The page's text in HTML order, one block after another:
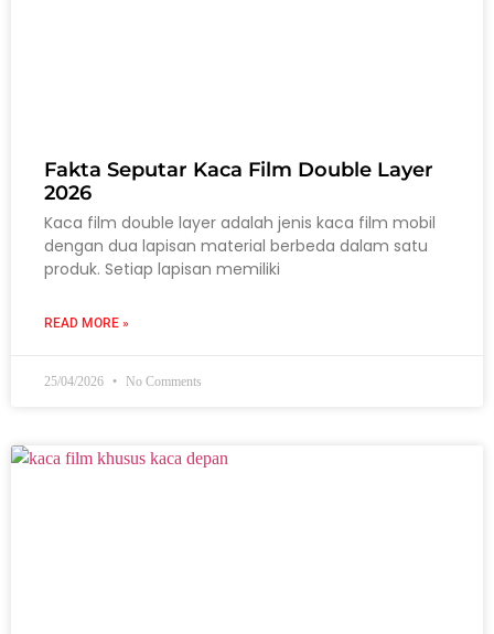
Fakta Seputar Kaca Film Double Layer
2026
Kaca film double layer adalah jenis kaca film mobil
dengan dua lapisan material berbeda dalam satu
produk. Setiap lapisan memiliki
READ MORE »
25/04/2026 No Comments